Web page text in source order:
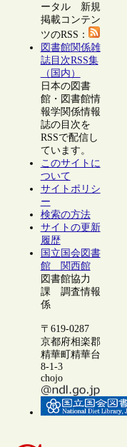
ータル 新規
掲載コンテン
ツのRSS：
図書館関係雑
誌目次RSS集
（国内）
日本の図書
館・図書館情
報学関係情報
誌の目次を
RSSで配信し
ています。
このサイトに
ついて
サイトポリシ
ー
検索の方法
サイトの更新
履歴
国立国会図書
館 関西館
図書館協力
課 調査情報
係
〒619-0287
京都府相楽郡
精華町精華台
8-1-3
chojo